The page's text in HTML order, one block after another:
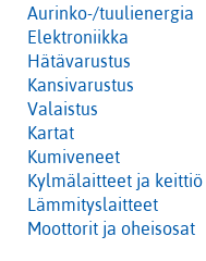
Aurinko-/tuulienergia
Elektroniikka
Hätävarustus
Kansivarustus
Valaistus
Kartat
Kumiveneet
Kylmälaitteet ja keittiö
Lämmityslaitteet
Moottorit ja oheisosat